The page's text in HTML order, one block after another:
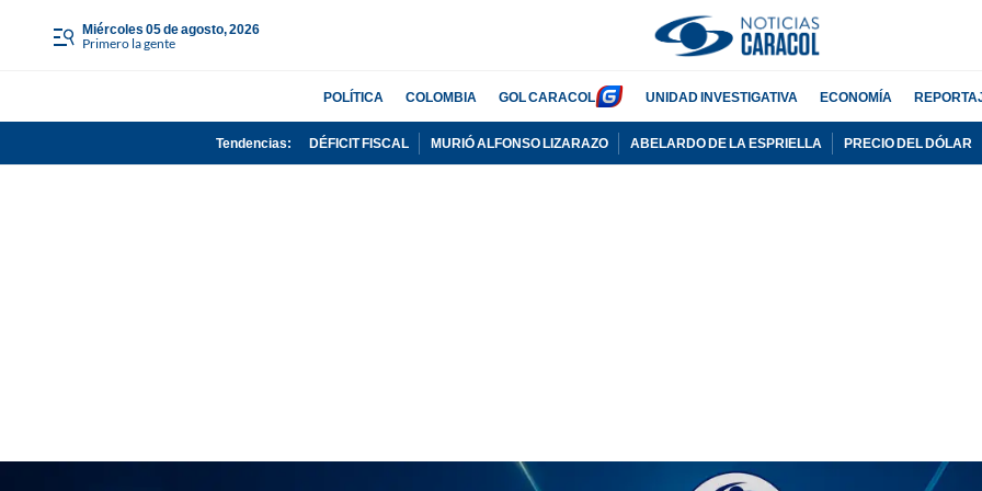
miércoles 05 de agosto, 2026
Primero la gente
POLÍTICA COLOMBIA GOL CARACOL UNIDAD INVESTIGATIVA ECONOMÍA
Tendencias: DÉFICIT FISCAL MURIÓ ALFONSO LIZARAZO ABELARDO DE LA ESPRIELLA PRECIO DEL DÓLAR